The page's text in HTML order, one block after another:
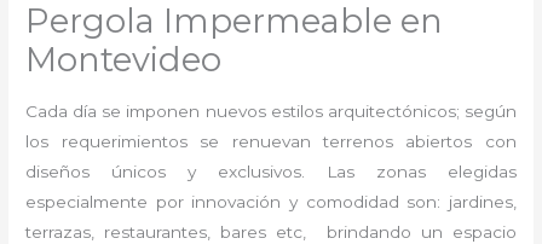
Pergola Impermeable en
Montevideo
Cada día se imponen nuevos estilos arquitectónicos; según
los requerimientos se renuevan terrenos abiertos con
diseños únicos y exclusivos. Las zonas elegidas
especialmente por innovación y comodidad son: jardines,
terrazas, restaurantes, bares etc, brindando un espacio